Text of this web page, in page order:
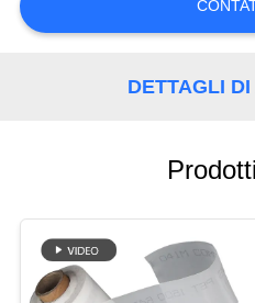
CITAZIONE
PRIVACY
POLICY
DETTAGLI